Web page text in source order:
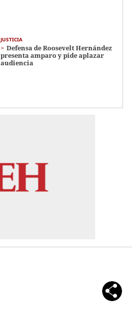
JUSTICIA
Defensa de Roosevelt Hernández
presenta amparo y pide aplazar
audiencia